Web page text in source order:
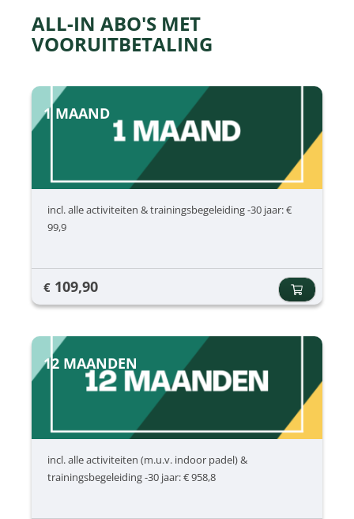
ALL-IN ABO'S MET
VOORUITBETALING
1 MAAND
incl. alle activiteiten & trainingsbegeleiding -30 jaar: €
99,9
€ 109,90
12 MAANDEN
incl. alle activiteiten (m.u.v. indoor padel) &
trainingsbegeleiding -30 jaar: € 958,8